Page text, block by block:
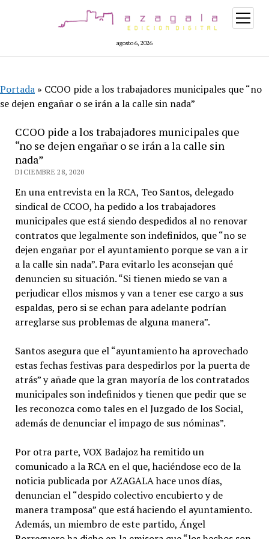
agosto 6, 2026
abrir
menú
Portada » CCOO pide a los trabajadores municipales que “no
se dejen engañar o se irán a la calle sin nada”
CCOO pide a los trabajadores municipales que
“no se dejen engañar o se irán a la calle sin
nada”
DICIEMBRE 28, 2020
En una entrevista en la RCA, Teo Santos, delegado
sindical de CCOO, ha pedido a los trabajadores
municipales que está siendo despedidos al no renovar
contratos que legalmente son indefinidos, que “no se
dejen engañar por el ayuntamiento porque se van a ir
a la calle sin nada”. Para evitarlo les aconsejan qué
denuncien su situación. “Si tienen miedo se van a
perjudicar ellos mismos y van a tener ese cargo a sus
espaldas, pero si se echan para adelante podrían
arreglarse sus problemas de alguna manera”.
Santos asegura que el “ayuntamiento ha aprovechado
estas fechas festivas para despedirlos por la puerta de
atrás” y añade que la gran mayoría de los contratados
municipales son indefinidos y tienen que pedir que se
les reconozca como tales en el Juzgado de los Social,
además de denunciar el impago de sus nóminas”.
Por otra parte, VOX Badajoz ha remitido un
comunicado a la RCA en el que, haciéndose eco de la
noticia publicada por AZAGALA hace unos días,
denuncian el “despido colectivo encubierto y de
manera tramposa” que está haciendo el ayuntamiento.
Además, un miembro de este partido, Ángel